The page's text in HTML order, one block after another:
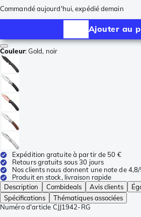
Commandé aujourd'hui, expédié demain
Ajouter au
Couleur:Gold, noir
Expédition gratuite à partir de 50 €
Retours gratuits sous 30 jours
Nos clients nous donnent une note de
Produit en stock, livraison rapide
Description
Combideals Avis clients
Spécifications
Thématiques associées
Numéro d'article CJJ1942-RG